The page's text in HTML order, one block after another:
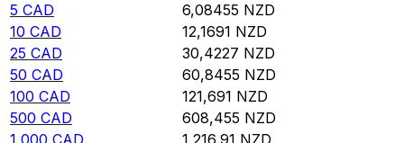
5 CAD 6,08455 NZD
10 CAD 12,1691 NZD
25 CAD 30,4227 NZD
50 CAD 60,8455 NZD
100 CAD 121,691 NZD
500 CAD 608,455 NZD